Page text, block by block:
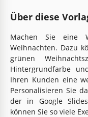
Über diese
Machen Sie eine
Weihnachten. Dazu
grünen
Hintergrundfarbe
Ihren Kunden eine
Personalisieren Sie
der in Google
können Sie so viele